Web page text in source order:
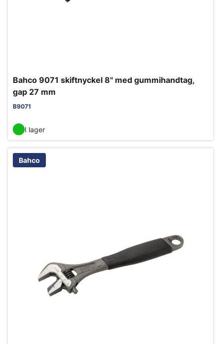
Bahco 9071 skiftnyckel 8" med gummihandtag,
gap 27 mm
B9071
I lager
Bahco